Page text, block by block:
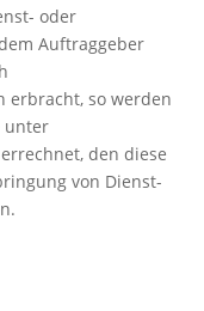
oder
Auftraggeber
erbracht, so werden
unter
den diese
von Dienst-